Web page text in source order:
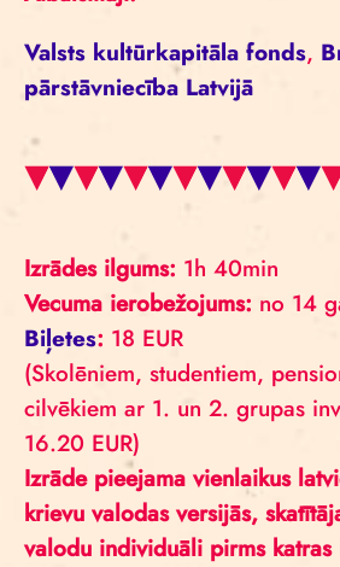
Valsts kultūrkapitāla fonds,
pārstāvniecība Latvijā
Izrādes ilgums: 1h 40min
Vecuma ierobežojums: no 14
Biļetes: 18 EUR
(Skolēniem, studentiem,
cilvēkiem ar 1. un 2. grupas
16.20 EUR)
Izrāde pieejama vienlaikus
krievu valodas versijās,
valodu individuāli pirms katras